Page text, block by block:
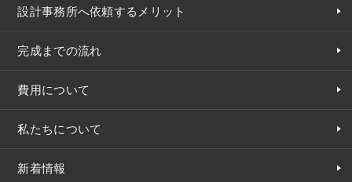
設計事務所へ依頼するメリット
完成までの流れ
費用について
私たちについて
新着情報